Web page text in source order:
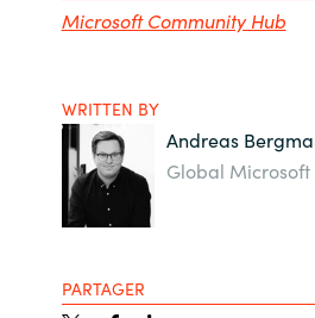
Microsoft Community Hub
WRITTEN BY
Andreas
Global
PARTAGER